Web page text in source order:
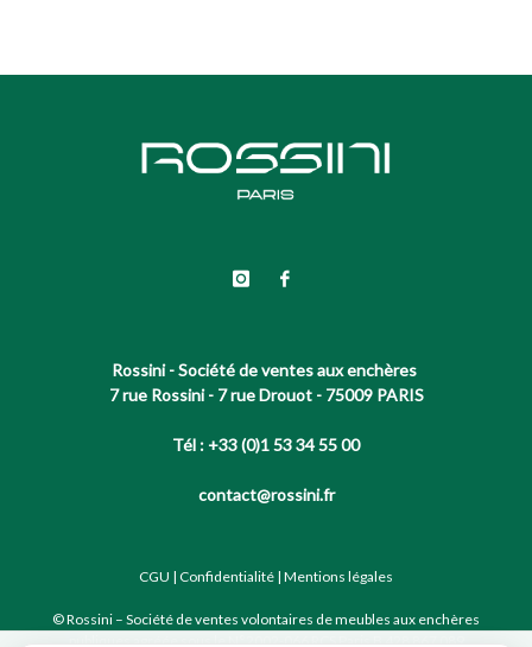
Rossini - Société de ventes aux enchères
7 rue Rossini - 7 rue Drouot - 75009 PARIS
Tél : +33 (0)1 53 34 55 00
contact@rossini.fr
CGU | Confidentialité | Mentions légales
© Rossini – Société de ventes volontaires de meubles aux enchères